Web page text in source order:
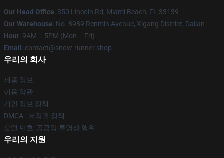
Our Head Office: 350 Lincoln Rd, Miami Beach, FL 33139
Our Warehouse: No. 8989 Renmin Avenue, Xigang District, Dalian
Hour: 9AM – 5PM (Mon – Fri)
Email : contact@snow-runner.shop
우리의 회사
제품 정보
이용 약관
개인 정보 정책
DMCA - 저작권 정책
모델 번호: 공급망 투명성 행위
우리의 지원